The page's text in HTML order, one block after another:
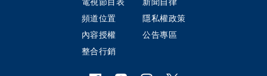
頻道位置
隱私權政策
內容授權
公告專區
整合行銷